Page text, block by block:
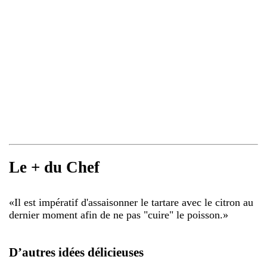
Le + du Chef
«Il est impératif d'assaisonner le tartare avec le citron au
dernier moment afin de ne pas "cuire" le poisson.»
D’autres idées délicieuses